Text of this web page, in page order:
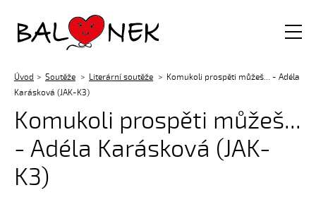
Balónek z.s.
Úvod Soutěže Literární soutěže
Komukoli prospěti můžeš... - Adéla
Karásková (JAK-K3)
Komukoli prospěti můžeš...
- Adéla Karásková (JAK-
K3)